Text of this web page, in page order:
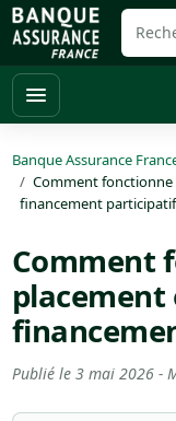
Banque Assurance
Comment
financement
Comment
placement
Publié le 3 mai 2026-